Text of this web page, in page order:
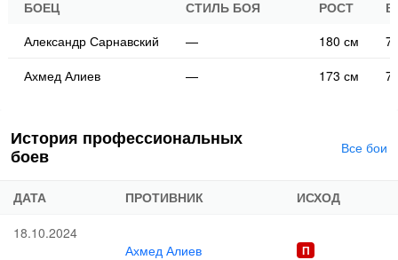
БОЕЦ СТИЛЬ БОЯ РОСТ
Александр Сарнавский
— 180 см
Ахмед Алиев
— 173 см
История профессиональных
боев
Все бои
ДАТА ПРОТИВНИК
ИСХОД
18.10.2024
Ахмед Алиев